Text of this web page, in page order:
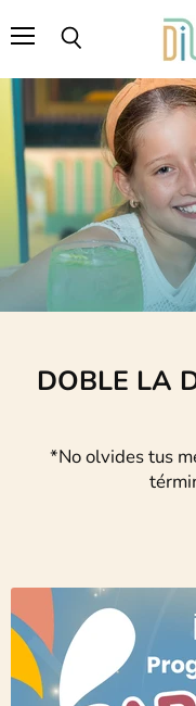
DOBLE LA
*No olvides tus